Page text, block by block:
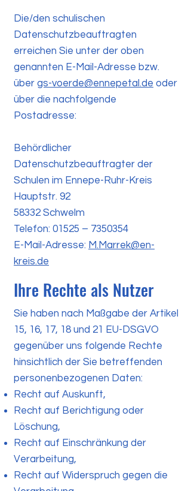
Die/den schulischen
Datenschutzbeauftragten
erreichen Sie unter der oben
genannten E-Mail-Adresse bzw.
über gs-voerde@ennepetal.de oder
über die nachfolgende
Postadresse:
Behördlicher
Datenschutzbeauftragter der
Schulen im Ennepe-Ruhr-Kreis
Hauptstr. 92
58332 Schwelm
Telefon: 01525 – 7350354
E-Mail-Adresse: M.Marrek@en-
kreis.de
Ihre Rechte als Nutzer
Sie haben nach Maßgabe der Artikel
15, 16, 17, 18 und 21 EU-DSGVO
gegenüber uns folgende Rechte
hinsichtlich der Sie betreffenden
personenbezogenen Daten:
Recht auf Auskunft,
Recht auf Berichtigung oder
Löschung,
Recht auf Einschränkung der
Verarbeitung,
Recht auf Widerspruch gegen die